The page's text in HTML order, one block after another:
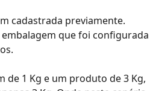
cadastrada previamente.
que foi configurada
1 Kg e um produto de 3 Kg,